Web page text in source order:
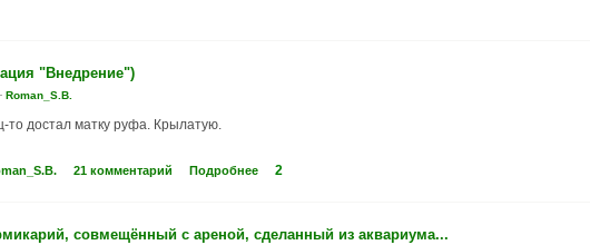
"Внедрение")
Roman_S.B.
то достал матку руфа. Крылатую.
21 комментарий Подробнее 2
совмещённый с ареной, сделанный из аквариума...